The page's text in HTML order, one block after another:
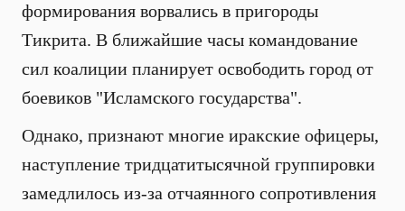
формирования ворвались в пригороды
Тикрита. В ближайшие часы командование
сил коалиции планирует освободить город от
боевиков "Исламского государства".
Однако, признают многие иракские офицеры,
наступление тридцатитысячной группировки
замедлилось из-за отчаянного сопротивления